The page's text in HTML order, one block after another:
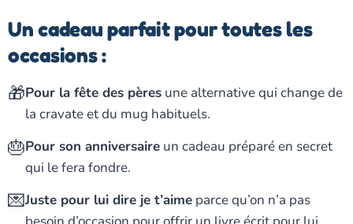
Un cadeau parfait pour toutes les
occasions :
🎁Pour la fête des pères une alternative qui change de
la cravate et du mug habituels.
🎂Pour son anniversaire un cadeau préparé en secret
qui le fera fondre.
💌Juste pour lui dire je t’aime parce qu’on n’a pas